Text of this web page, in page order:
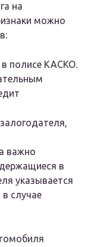
на
можно
полисе КАСКО.
важно
в
указывается
случае